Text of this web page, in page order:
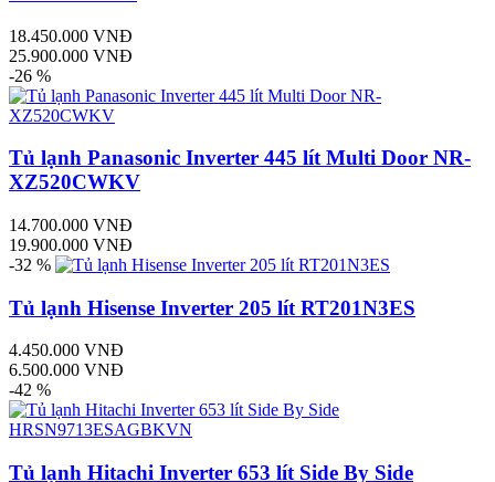
18.450.000 VNĐ
25.900.000 VNĐ
-26 %
Tủ lạnh Panasonic Inverter 445 lít Multi Door NR-
XZ520CWKV
14.700.000 VNĐ
19.900.000 VNĐ
-32 %
Tủ lạnh Hisense Inverter 205 lít RT201N3ES
4.450.000 VNĐ
6.500.000 VNĐ
-42 %
Tủ lạnh Hitachi Inverter 653 lít Side By Side